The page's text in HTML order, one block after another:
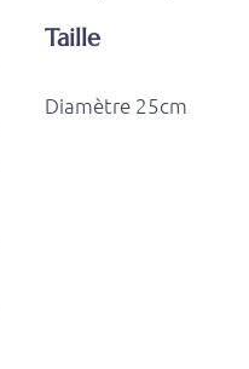
Taille
Diamètre 25cm